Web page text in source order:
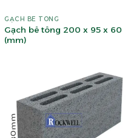
GẠCH BÊ TÔNG
Gạch bê tông 200 x 95 x 60
(mm)